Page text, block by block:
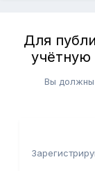
Для
учётную
Вы должны